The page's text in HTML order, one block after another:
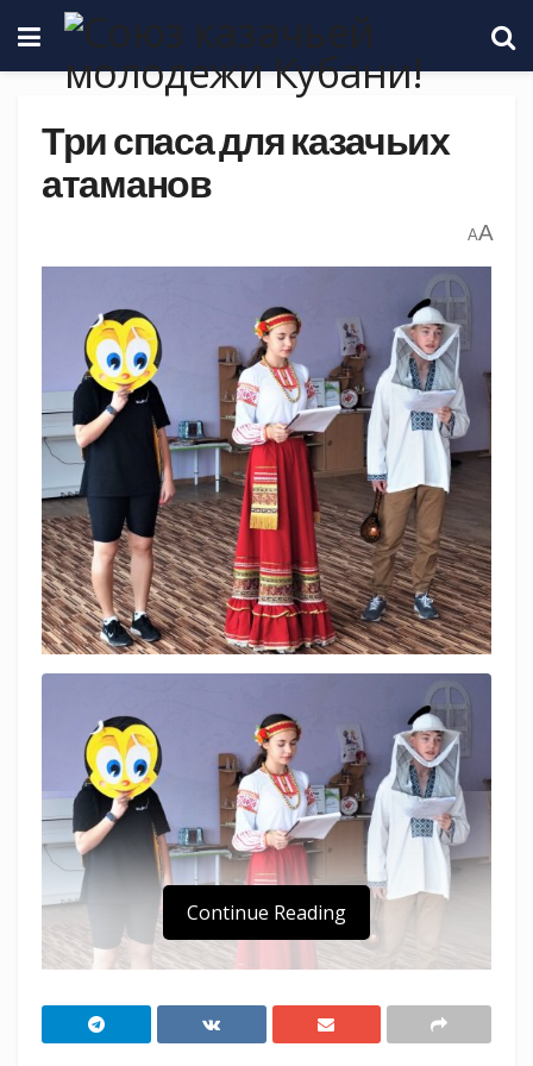
Три спаса для казачьих
атаманов
AA
Continue Reading